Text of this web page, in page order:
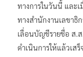
ทางการในวันนี้ และ
ทางสำนักงานเลขาธิ
เลื่อนบัญชีรายชื่อ ส.
ดำเนินการให้แล้วเส